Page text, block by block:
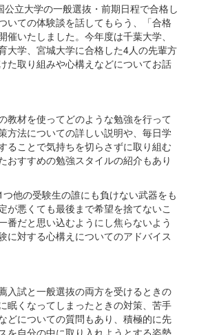
立大学の一般選抜・前期日程で合格し
いての体験談を話してもらう、「合格
催いたしました。今年度は千葉大学、
大学、宮城大学に合格した4人の先輩方
た取り組みや心構えなどについてお話
教材を使ってどのような勉強を行って
方法についての詳しい説明や、毎日学
ることで気持ちを切らさずに取り組む
おすすめの勉強スタイルの紹介もあり
他の受験生の誰にも負けない武器をも
が悪くても最後まで希望を捨てないこ
番だと思い込むようにし焦らないよう
に対する心構えについてのアドバイス
入試と一般選抜の両方を受けるときの
眠くなってしまったときの対策、苦手
どについての質問もあり、積極的に先
を自分の中に取り入れようとする姿勢